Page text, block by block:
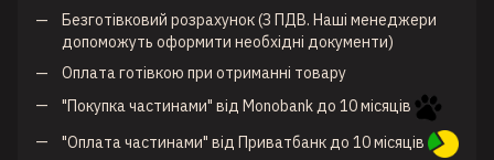
Безготівковий розрахунок (З ПДВ. Наші менеджери
допоможуть оформити необхідні документи)
Оплата готівкою при отриманні товару
"Покупка частинами" від Monobank до 10 місяців
"Оплата частинами" від Приватбанк до 10 місяців